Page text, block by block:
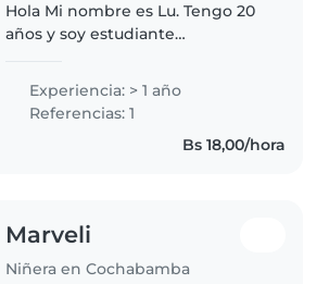
Hola Mi nombre es Lu. Tengo 20
años y soy estudiante
área de la salud. Me considero
una persona responsable,
paciente, amable y organizada.
Experiencia: > 1 año
Referencias: 1
Bs 18,00/hora
Marveli
Niñera en Cochabamba